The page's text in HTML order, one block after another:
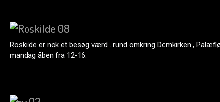
Roskilde er nok et besøg værd , rund omkring Domkirken ,
mandag åben fra 12-16.